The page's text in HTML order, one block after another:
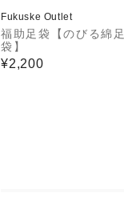
Fukuske Outlet
福助足袋【のびる綿足
袋】
¥2,200